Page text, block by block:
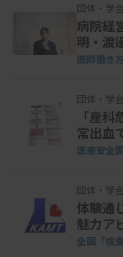
団体・学会
病院経
明・渡
医師働き
団体・学会
「産
常出血
医療安全
団体・学会
体験通
魅力ア
全国「検